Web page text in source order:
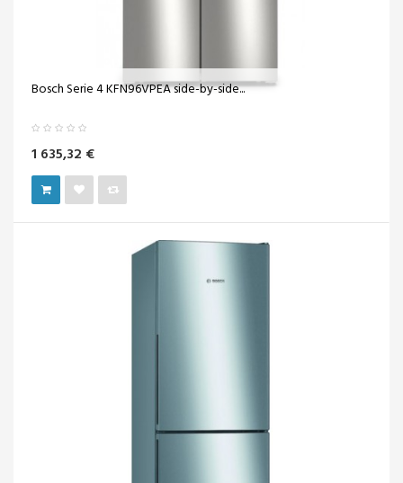
Bosch Serie 4 KFN96VPEA side-by-side...
1 635,32 €